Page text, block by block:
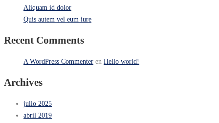
Aliquam id dolor
Quis autem vel eum iure
Recent Comments
A WordPress Commenter en Hello world!
Archives
julio 2025
abril 2019